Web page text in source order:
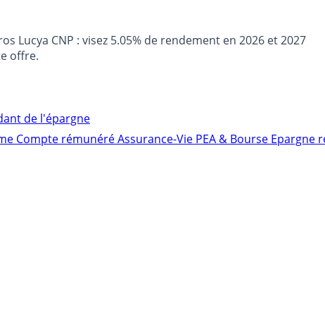
Lucya CNP : visez 5.05% de rendement en 2026 et 2027
offre.
de l'épargne
Compte rémunéréAssurance-Vie PEA & Bourse Epargne